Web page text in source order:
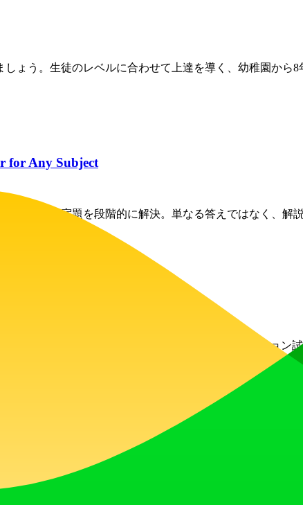
ょう。生徒のレベルに合わせて上達を導く、幼稚園か
for Any Subject
る科目の宿題を段階的に解決。単なる答えではなく、解
Humber Course 1-4、ブローカー試験、シミュレーション
ーセンテージ、スコアを計算するのに役立ちます。小テ